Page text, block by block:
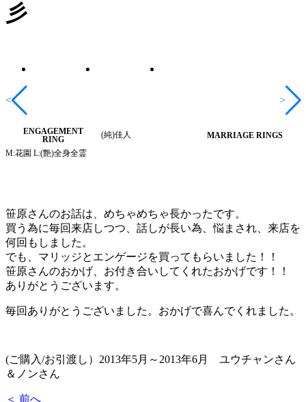
< >
彡
ENGAGEMENT
RING
(純)佳人
MARRIAGE RINGS
M:花園 L:(艶)全身全霊
笹原さんのお話は、めちゃめちゃ長かったです。
買う為に毎回来店しつつ、話しが長い為、悩まされ、来店を
何回もしました。
でも、マリッジとエンゲージを買ってもらいました！！
笹原さんのおかげ、お付き合いしてくれたおかげです！！
ありがとうございます。
毎回ありがとうございました。おかげで喜んでくれました。
(ご購入/お引渡し）2013年5月～2013年6月 ユウチャンさん
＆ノンさん
＜ 前へ